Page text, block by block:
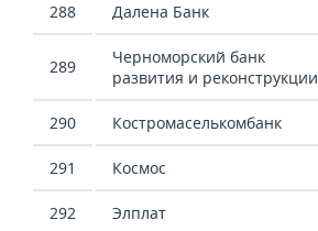
288 Далена Банк
289
Черноморский банк
развития и реконструкции
290 Костромаселькомбанк
291 Космос
292 Элплат